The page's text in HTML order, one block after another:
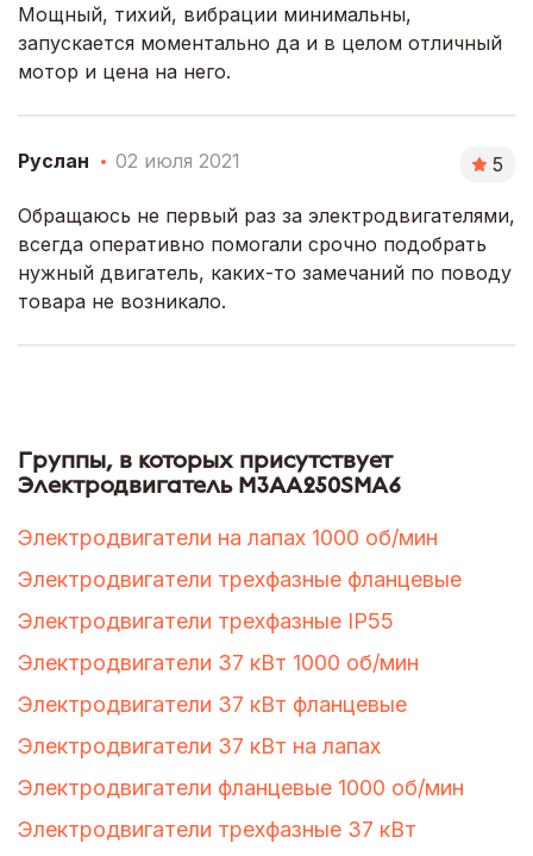
Мощный, тихий, вибрации минимальны,
запускается моментально да и в целом отличный
мотор и цена на него.
Руслан 02 июля 2021 5
Обращаюсь не первый раз за электродвигателями,
всегда оперативно помогали срочно подобрать
нужный двигатель, каких-то замечаний по поводу
товара не возникало.
Группы, в которых присутствует
Электродвигатель M3AA250SMA6
Электродвигатели на лапах 1000 об/мин
Электродвигатели трехфазные фланцевые
Электродвигатели трехфазные IP55
Электродвигатели 37 кВт 1000 об/мин
Электродвигатели 37 кВт фланцевые
Электродвигатели 37 кВт на лапах
Электродвигатели фланцевые 1000 об/мин
Электродвигатели трехфазные 37 кВт